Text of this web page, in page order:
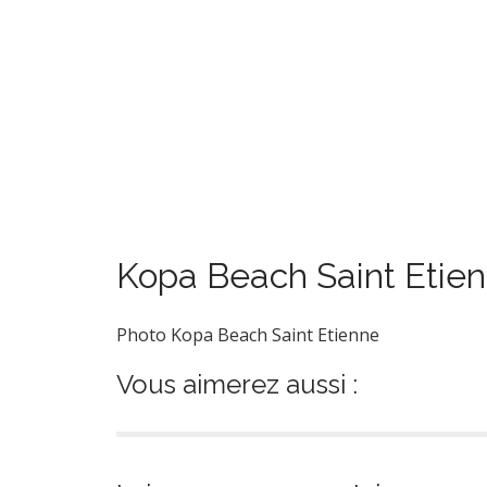
Kopa Beach Saint
Photo Kopa Beach Saint Etienne
Vous aimerez aussi :